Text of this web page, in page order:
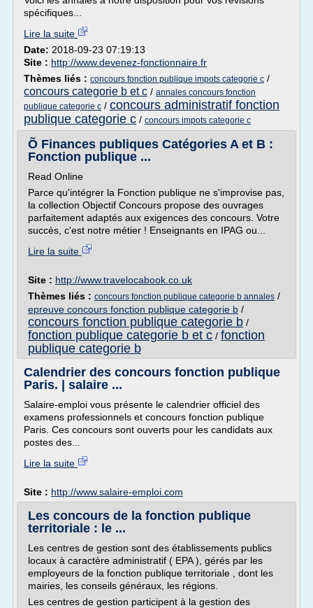
spécifiques...
Lire la suite
Date: 2018-09-23 07:19:13
Site : http://www.devenez-fonctionnaire.fr
Thèmes liés : concours fonction publique impots categorie c /
concours categorie b et c / annales concours fonction
publique categorie c / concours administratif fonction
publique categorie c / concours impots categorie c
Õ Finances publiques Catégories A et B :
Fonction publique ...
Read Online
Parce qu'intégrer la Fonction publique ne s'improvise pas,
la collection Objectif Concours propose des ouvrages
parfaitement adaptés aux exigences des concours. Votre
succès, c'est notre métier ! Enseignants en IPAG ou...
Lire la suite
Site : http://www.travelocabook.co.uk
Thèmes liés : concours fonction publique categorie b annales /
epreuve concours fonction publique categorie b /
concours fonction publique categorie b /
fonction publique categorie b et c / fonction
publique categorie b
Calendrier des concours fonction publique
Paris. | salaire ...
Salaire-emploi vous présente le calendrier officiel des
examens professionnels et concours fonction publique
Paris. Ces concours sont ouverts pour les candidats aux
postes des...
Lire la suite
Site : http://www.salaire-emploi.com
Les concours de la fonction publique
territoriale : le ...
Les centres de gestion sont des établissements publics
locaux à caractère administratif ( EPA ), gérés par les
employeurs de la fonction publique territoriale , dont les
mairies, les conseils généraux, les régions.
Les centres de gestion participent à la gestion des